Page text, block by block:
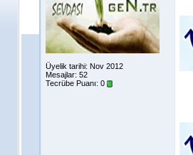
Üyelik tarihi: Nov 2012
Mesajlar: 52
Tecrübe Puanı: 0